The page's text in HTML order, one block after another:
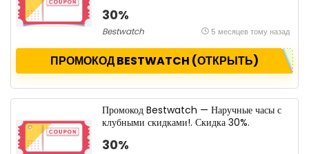
30%
Bestwatch 5 месяцев тому назад
ПРОМОКОД BESTWATCH (ОТКРЫТЬ)
Промокод Bestwatch — Наручные часы с
клубными скидками!. Скидка 30%.
30%